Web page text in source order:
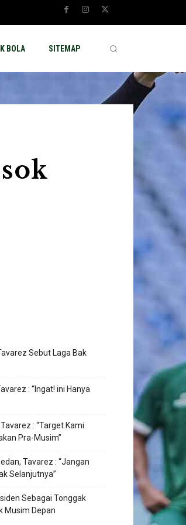
BOLA SITEMAP
Sebut Laga Bak
: “Ingat! ini Hanya
: “Target Kami
Pra-Musim”
Tavarez : “Jangan
Selanjutnya”
Sebagai Tonggak
Musim Depan